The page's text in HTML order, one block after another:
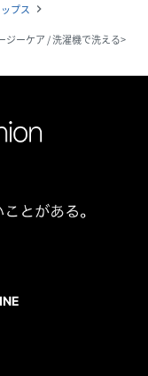
ップス navigate_next
ジーケア / 洗濯機で洗える>